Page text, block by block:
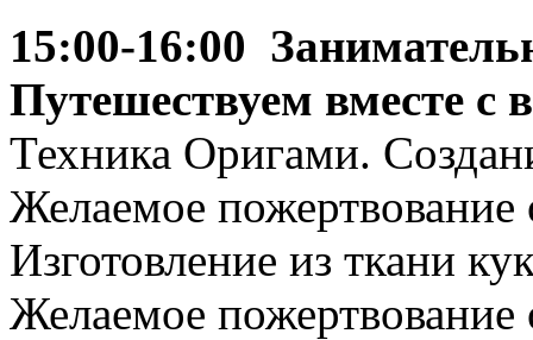
15:00-16:00
Путешествуем вместе с
Техника Оригами.
Желаемое пожертвование
Изготовление из ткани
Желаемое пожертвование